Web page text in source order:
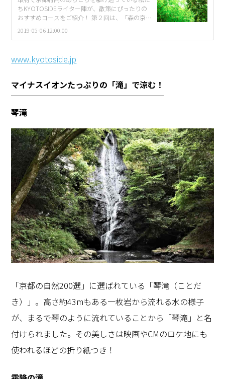
ちKYOTOSIDEライター陣が、散策にぴったりの
おすすめコースをご紹介！ 第２回は、「森の京
新緑のるり渓ハイキングコースです。マイ […]
2019-05-06 12:00:00
www.kyotoside.jp
マイナスイオンたっぷりの「滝」で涼む！
琴滝
「京都の自然200選」に選ばれている「琴滝（ことだ
き）」。高さ約43mもある一枚岩から流れる水の様子
が、まるで琴のように流れていることから「琴滝」と名
付けられました。その美しさは映画やCMのロケ地にも
使われるほどの折り紙つき！